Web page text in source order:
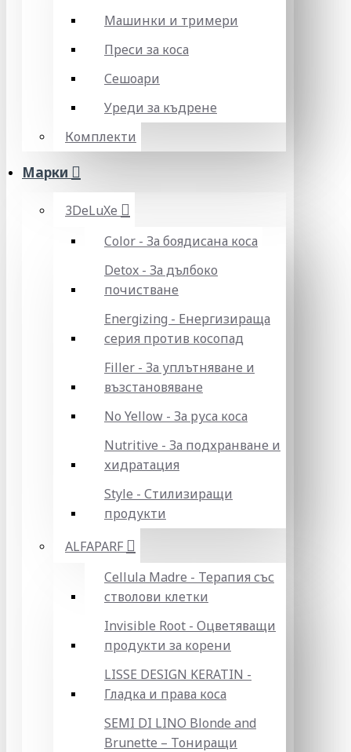
Машинки и тримери
Преси за коса
Сешоари
Уреди за къдрене
Комплекти
Марки
3DeLuXe
Color - За боядисана коса
Detox - За дълбоко
почистване
Energizing - Енергизираща
серия против косопад
Filler - За уплътняване и
възстановяване
No Yellow - За руса коса
Nutritive - За подхранване и
хидратация
Style - Стилизиращи
продукти
ALFAPARF
Cellula Madre - Терапия със
стволови клетки
Invisible Root - Оцветяващи
продукти за корени
LISSE DESIGN KERATIN -
Гладка и права коса
SEMI DI LINO Blonde and
Brunette – Тониращи